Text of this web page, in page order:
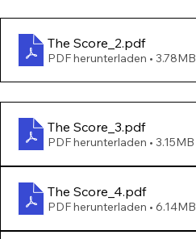
The Score_2.pdf
PDF herunterladen • 3.78MB
The Score_3.pdf
PDF herunterladen • 3.15MB
The Score_4.pdf
PDF herunterladen • 6.14MB